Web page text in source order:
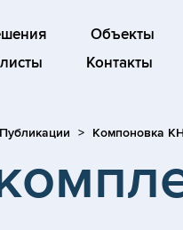
Объекты
Контакты
Публикации Компоновка